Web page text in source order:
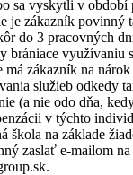
sa vyskytli v období
je zákazník povinný
do 3 pracovných
brániace využívaniu
má zákazník na
služieb odkedy
(a nie odo dňa,
v týchto
škola na základe
zaslať e-mailom na